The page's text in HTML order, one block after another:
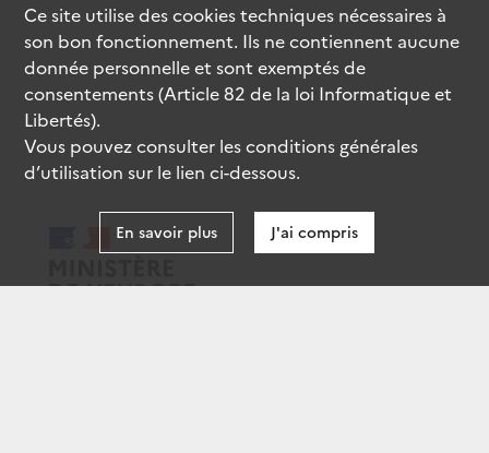
Ce site utilise descookiestechniques nécessaires à
son bon fonctionnement. Ils ne contiennent aucune
donnée personnelle et sont exemptés de
consentements (Article 82 de la loi Informatique et
Libertés).
Vous pouvez consulter les conditions générales
d’utilisation sur le lien ci-dessous.
En savoir plus J'ai compris